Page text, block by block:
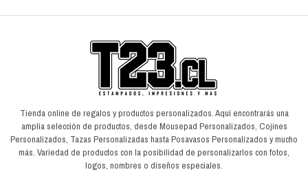
Tienda online de regalos y productos personalizados. Aquí encontrarás una
amplia selección de productos, desde Mousepad Personalizados, Cojines
Personalizados, Tazas Personalizadas hasta Posavasos Personalizados y mucho
más. Variedad de productos con la posibilidad de personalizarlos con fotos,
logos, nombres o diseños especiales.